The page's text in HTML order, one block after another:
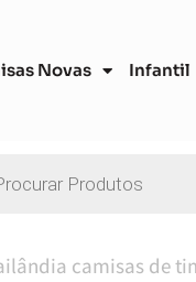
Novas Infantil
camisas de